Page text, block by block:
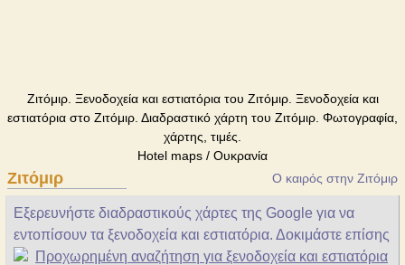
Ζιτόμιρ. Ξενοδοχεία και εστιατόρια του Ζιτόμιρ. Ξενοδοχεία και
εστιατόρια στο Ζιτόμιρ. Διαδραστικό χάρτη του Ζιτόμιρ. Φωτογραφία,
χάρτης, τιμές.
Hotel maps / Ουκρανία
Ζιτόμιρ Ο καιρός στην Ζιτόμιρ
Εξερευνήστε διαδραστικούς χάρτες της Google για να
εντοπίσουν τα ξενοδοχεία και εστιατόρια. Δοκιμάστε επίσης
Προχωρημένη αναζήτηση για ξενοδοχεία και εστιατόρια